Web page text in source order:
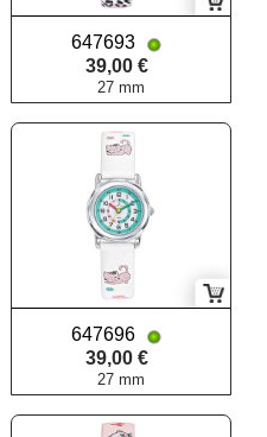
647693
39,00 €
27 mm
647696
39,00 €
27 mm